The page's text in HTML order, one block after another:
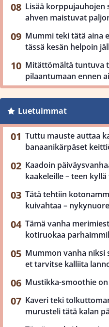
Lisää korppujauhojen
ahven maistuvat
Mummi teki tätä aina
tässä kesän helpoin
Mitättömältä tuntuva
pilaantumaan ennen
Luetuimmat
Tuttu mauste auttaa
banaanikärpäset
Kaadoin
kaakeleille – teen
Tätä tehtiin
kuivahtaa –
Tämä vanha
kotiruokaa
Mummon vanha niksi
et tarvitse kalliita
Mustikka-smoothie
Kaveri teki
murusteli tätä kalan